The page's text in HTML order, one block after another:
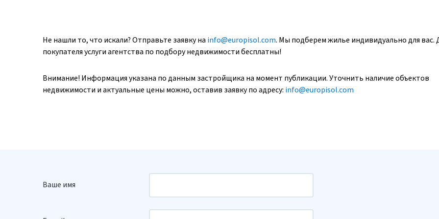
Не нашли то, что искали? Отправьте заявку наinfo@europisol.com. Мы подберем жилье индивидуально для вас.
покупателя услуги агентства по подбору недвижимости бесплатны!
Внимание! Информация указана по данным застройщика на момент публикации. Уточнить наличие объектов
недвижимости и актуальные цены можно, оставив заявку по адресу: info@europisol.com
Ваше имя